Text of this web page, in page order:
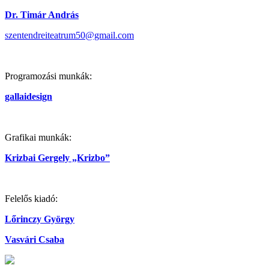
Dr. Timár András
szentendreiteatrum50@gmail.com
Programozási munkák:
gallaidesign
Grafikai munkák:
Krizbai Gergely „Krizbo”
Felelős kiadó:
Lőrinczy György
Vasvári Csaba